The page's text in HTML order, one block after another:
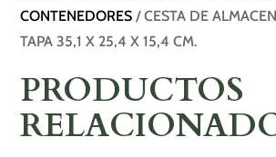
CONTENEDORES / CESTA DE
TAPA 35,1 X 25,4 X 15,4 CM.
PRODUCTOS